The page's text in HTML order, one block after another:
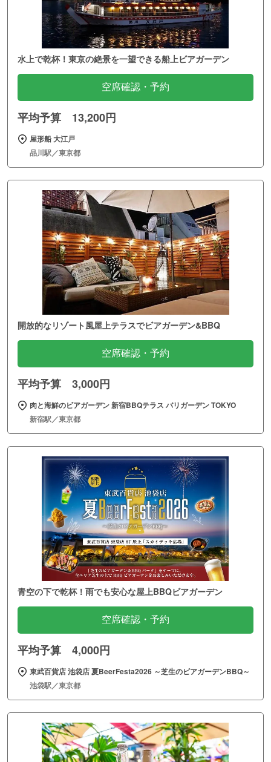
水上で乾杯！東京の絶景を一望できる船上ビアガーデン
空席確認・予約
平均予算 13,200円
屋形船 大江戸
品川駅／東京都
開放的なリゾート風屋上テラスでビアガーデン&BBQ
空席確認・予約
平均予算 3,000円
肉と海鮮のビアガーデン 新宿BBQテラス バリガーデン TOKYO
新宿駅／東京都
青空の下で乾杯！雨でも安心な屋上BBQビアガーデン
空席確認・予約
平均予算 4,000円
東武百貨店 池袋店 夏BeerFesta2026 ～芝生のビアガーデンBBQ～
池袋駅／東京都